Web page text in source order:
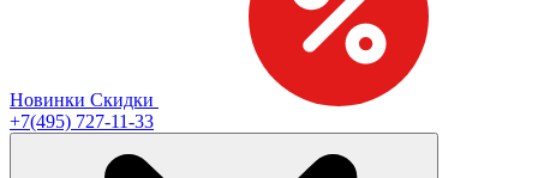
Новинки Скидки
+7(495) 727-11-33